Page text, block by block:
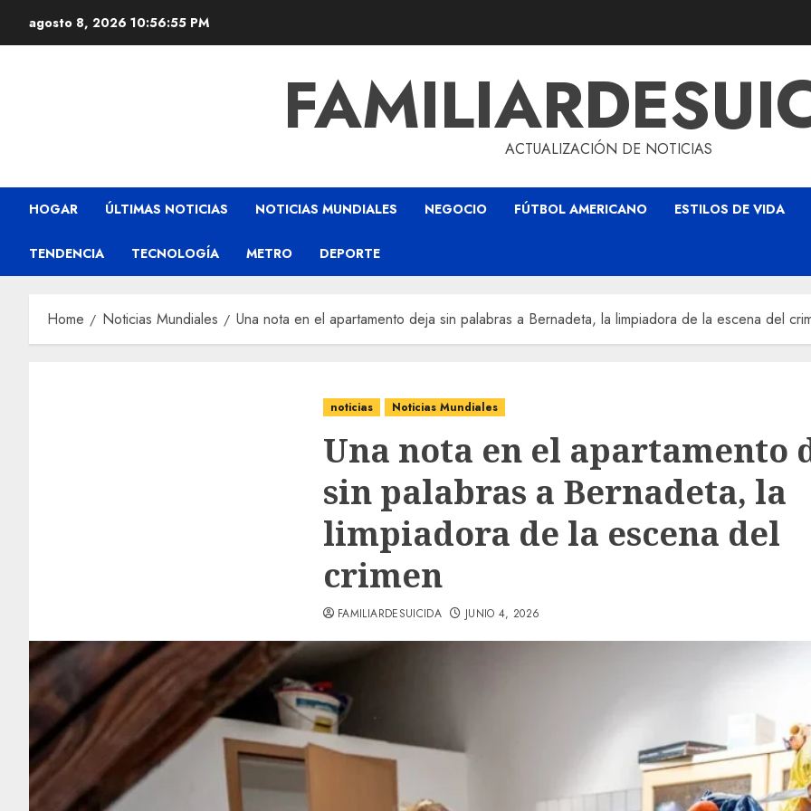
agosto 8, 2026 10:56:56 PM
ACTUALIZACIÓN DE NOTICIAS
HOGAR ÚLTIMAS NOTICIAS NOTICIAS MUNDIALES NEGOCIO FÚTBOL AMERICANO ESTILOS DE VIDA
TENDENCIA TECNOLOGÍA METRO DEPORTE
Home Noticias Mundiales Una nota en el apartamento deja sin palabras a Bernadeta, la limpiadora de la escena del
noticias Noticias Mundiales
Una nota en el apartamento
sin palabras a Bernadeta, la
limpiadora de la escena del
crimen
FAMILIARDESUICIDA JUNIO 4, 2026